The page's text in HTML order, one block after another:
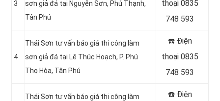
3
sơn giả đá tại Nguyễn Sơn, Phú Thạnh,
Tân Phú
thoại 0835
748 593
4
Thái Sơn tư vấn báo giá thi công làm
sơn giả đá tại Lê Thúc Hoạch, P. Phú
Thọ Hòa, Tân Phú
☎️ Điện
thoại 0835
748 593
Thái Sơn tư vấn báo giá thi công làm
☎️ Điện